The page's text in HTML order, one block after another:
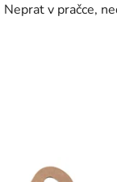
v pračce,